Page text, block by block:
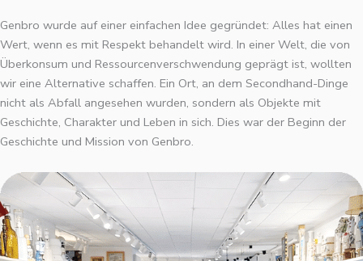
Genbro wurde auf einer einfachen Idee gegründet: Alles hat einen
Wert, wenn es mit Respekt behandelt wird. In einer Welt, die von
Überkonsum und Ressourcenverschwendung geprägt ist, wollten
wir eine Alternative schaffen. Ein Ort, an dem Secondhand-Dinge
nicht als Abfall angesehen wurden, sondern als Objekte mit
Geschichte, Charakter und Leben in sich. Dies war der Beginn der
Geschichte und Mission von Genbro.